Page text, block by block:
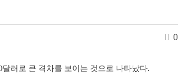
0
러로 큰 격차를 보이는 것으로 나타났다.